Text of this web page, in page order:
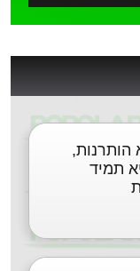
הותרנות,
תמיד